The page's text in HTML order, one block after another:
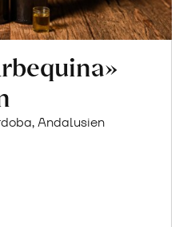
Andalusien